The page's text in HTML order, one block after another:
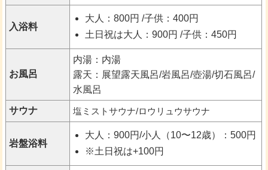
入浴料
大人：800円 /子供：400円
土日祝は大人：900円 /子供：450円
お風呂
内湯：内湯
露天：展望露天風呂/岩風呂/壺湯/切石風呂/
水風呂
サウナ 塩ミストサウナ/ロウリュウサウナ
岩盤浴料
大人：900円/小人（10〜12歳）：500円
※土日祝は+100円